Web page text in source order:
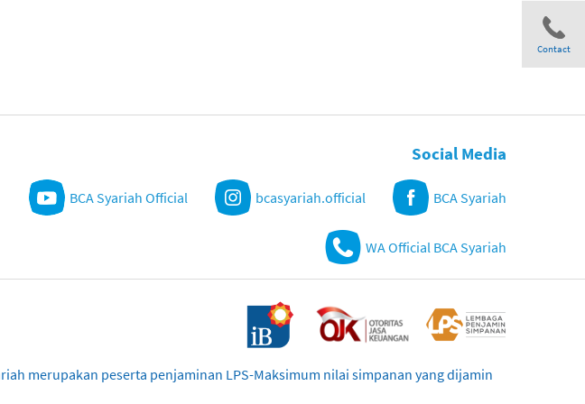
Contact
Share
Social Media
BCA Syariah Official bcasyariah.official BCA Syariah
WA Official BCA Syariah
merupakan peserta penjaminan LPS-Maksimum nilai simpanan yang dijamin